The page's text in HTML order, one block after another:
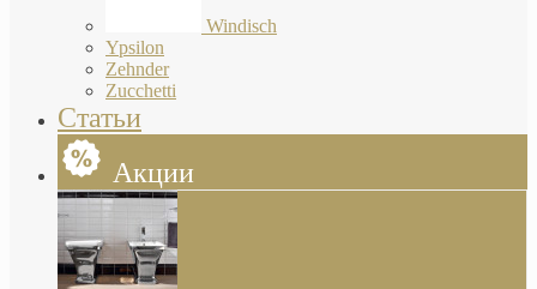
Windisch
Ypsilon
Zehnder
Zucchetti
Статьи
Акции